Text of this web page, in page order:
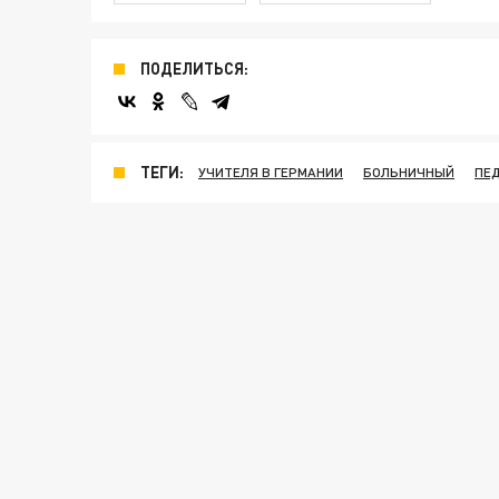
ПОДЕЛИТЬСЯ:
ТЕГИ: УЧИТЕЛЯ В ГЕРМАНИИ БОЛЬНИЧНЫЙ